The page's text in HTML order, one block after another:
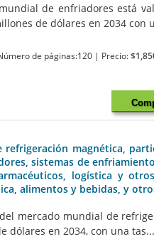
de enfriadores está
de dólares en 2034 con
de páginas:120 | Precio:
refrigeración magnética,
sistemas de
logística y
alimentos y bebidas, y
mercado mundial de
dólares en 2034, con una